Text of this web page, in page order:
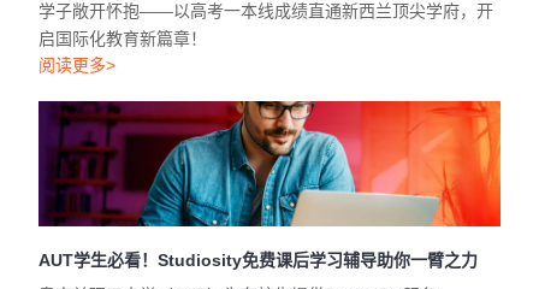
学子敞开怀抱——以高考一本线成绩直通新西兰顶尖学府，开
启国际化教育新篇章！
阅读更多>
AUT学生必看！Studiosity免费课后学习辅导助你一臂之力